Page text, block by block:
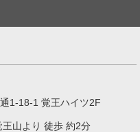
1-18-1 覚王ハイツ2F
山より 徒歩 約2分